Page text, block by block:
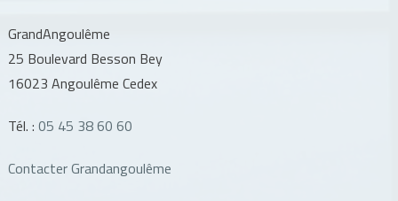
GrandAngoulême
25 Boulevard Besson Bey
16023 Angoulême Cedex
Tél. : 05 45 38 60 60
Contacter Grandangoulême